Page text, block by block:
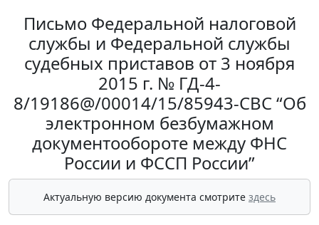
Письмо Федеральной налоговой
службы и Федеральной службы
судебных приставов от 3 ноября
2015 г. № ГД-4-
8/19186@/00014/15/85943-СВС “Об
электронном безбумажном
документообороте между ФНС
России и ФССП России”
Актуальную версию документа смотрите здесь